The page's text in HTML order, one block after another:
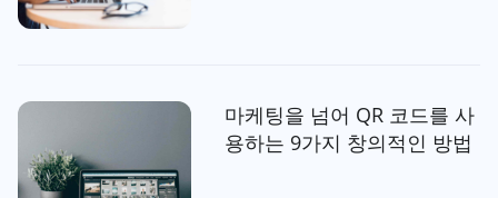
마케팅을 넘어 QR 코드를 사
용하는 9가지 창의적인 방법